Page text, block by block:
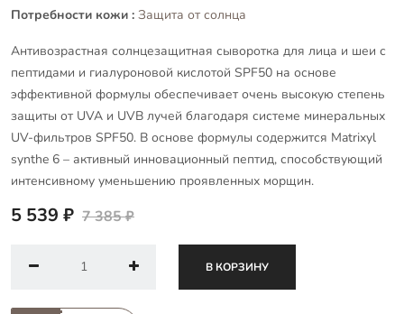
Потребности кожи : Защита от солнца
Антивозрастная солнцезащитная сыворотка для лица и шеи с
пептидами и гиалуроновой кислотой SPF50 на основе
эффективной формулы обеспечивает очень высокую степень
защиты от UVA и UVB лучей благодаря системе минеральных
UV-фильтров SPF50. В основе формулы содержится Matrixyl
synthe 6 – активный инновационный пептид, способствующий
интенсивному уменьшению проявленных морщин.
5 539 ₽ 7 385 ₽
В КОРЗИНУ